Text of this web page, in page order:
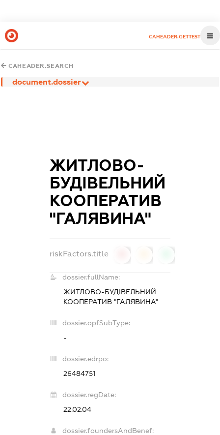
CAHEADER.GETTEST
CAHEADER.SEARCH
document.dossier
ЖИТЛОВО-
БУДІВЕЛЬНИЙ
КООПЕРАТИВ
"ГАЛЯВИНА"
riskFactors.title
dossier.fullName:
ЖИТЛОВО-БУДІВЕЛЬНИЙ
КООПЕРАТИВ "ГАЛЯВИНА"
dossier.opfSubType:
-
dossier.edrpo:
26484751
dossier.regDate:
22.02.04
dossier.foundersAndBenef: